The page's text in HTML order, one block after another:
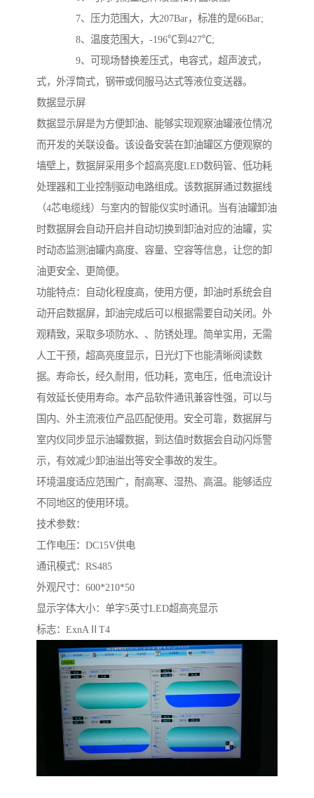
7、压力范围大，大207Bar，标准的是66Bar;
8、温度范围大，-196℃到427℃;
9、可现场替换差压式，电容式，超声波式，
式，外浮筒式，钢带或伺服马达式等液位变送器。
数据显示屏
数据显示屏是为方便卸油、能够实现观察油罐液位情况
而开发的关联设备。该设备安装在卸油罐区方便观察的
墙壁上，数据屏采用多个超高亮度LED数码管、低功耗
处理器和工业控制驱动电路组成。该数据屏通过数据线
（4芯电缆线）与室内的智能仪实时通讯。当有油罐卸油
时数据屏会自动开启并自动切换到卸油对应的油罐，实
时动态监测油罐内高度、容量、空容等信息，让您的卸
油更安全、更简便。
功能特点：自动化程度高，使用方便，卸油时系统会自
动开启数据屏，卸油完成后可以根据需要自动关闭。外
观精致，采取多项防水、、防锈处理。简单实用，无需
人工干预，超高亮度显示，日光灯下也能清晰阅读数
据。寿命长，经久耐用，低功耗，宽电压，低电流设计
有效延长使用寿命。本产品软件通讯兼容性强，可以与
国内、外主流液位产品匹配使用。安全可靠，数据屏与
室内仪同步显示油罐数据，到达值时数据会自动闪烁警
示，有效减少卸油溢出等安全事故的发生。
环境温度适应范围广，耐高寒、湿热、高温。能够适应
不同地区的使用环境。
技术参数：
工作电压：DC15V供电
通讯模式：RS485
外观尺寸：600*210*50
显示字体大小：单字5英寸LED超高亮显示
标志：ExnAⅡT4